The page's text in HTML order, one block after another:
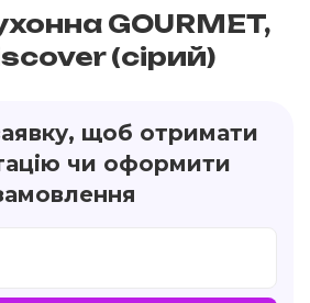
GOURMET,
(сірий)
щоб отримати
чи оформити